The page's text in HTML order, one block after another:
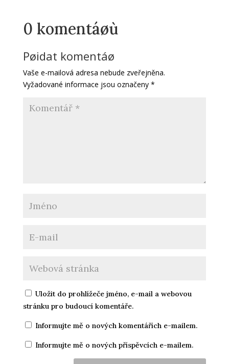
0 komentáøù
Pøidat komentáø
Vaše e-mailová adresa nebude zveřejněna.
Vyžadované informace jsou označeny *
Uložit do prohlížeče jméno, e-mail a webovou
stránku pro budoucí komentáře.
Informujte mě o nových komentářích e-mailem.
Informujte mě o nových příspěvcích e-mailem.